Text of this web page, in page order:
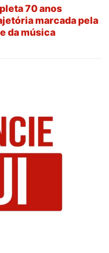
70 anos
marcada pela
da música